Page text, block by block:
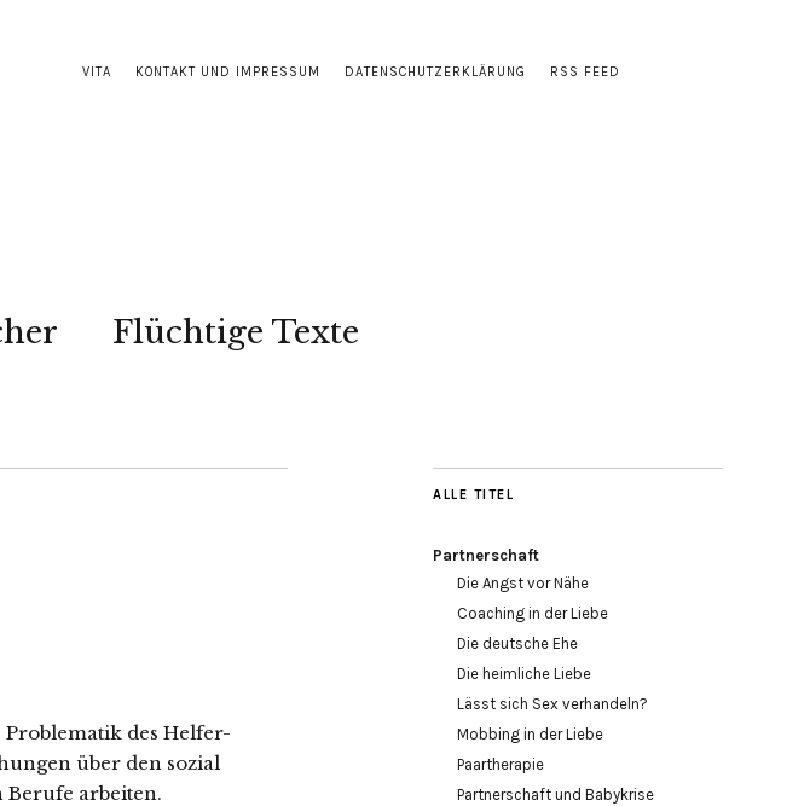
VITA KONTAKT UND IMPRESSUM DATENSCHUTZERKLÄRUNG RSS FEED
Flüchtige Texte
des Helfer-
über den sozial
arbeiten.
ALLE TITEL
Partnerschaft
Die Angst vor Nähe
Coaching in der Liebe
Die deutsche Ehe
Die heimliche Liebe
Lässt sich Sex verhandeln?
Mobbing in der Liebe
Paartherapie
Partnerschaft und Babykrise